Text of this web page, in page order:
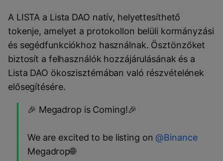
A LISTA a Lista DAO natív, helyettesíthető
tokenje, amelyet a protokollon belüli kormányzási
és segédfunkciókhoz használnak. Ösztönzőket
biztosít a felhasználók hozzájárulásának és a
Lista DAO ökoszisztémában való részvételének
elősegítésére.
🎉 Megadrop is Coming!🎉
We are excited to be listing on @Binance
Megadrop🌐